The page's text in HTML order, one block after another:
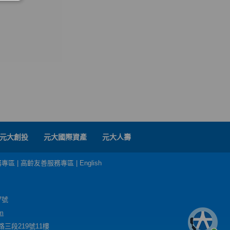
元大創投 元大國際資產 元大人壽
區 高齡友善服務專區 English
號
三段219號11樓